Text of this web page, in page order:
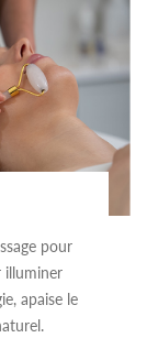
pour
illuminer
apaise le